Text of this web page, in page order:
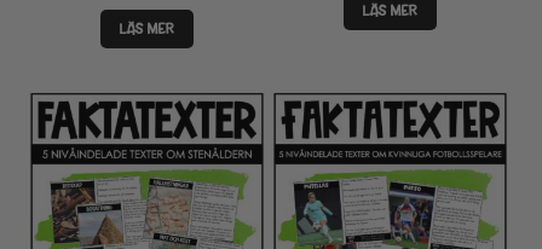
LÄS MER
LÄS MER